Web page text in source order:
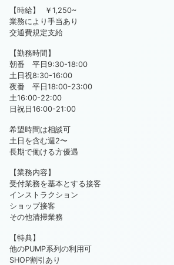
【時給】 ￥1,250~
業務により手当あり
交通費規定支給
【勤務時間】
朝番 平日9:30-18:00
土日祝8:30-16:00
夜番 平日18:00-23:00
土16:00-22:00
日祝日16:00-21:00
希望時間は相談可
土日を含む週2〜
長期で働ける方優遇
【業務内容】
受付業務を基本とする接客
インストラクション
ショップ接客
その他清掃業務
【特典】
他のPUMP系列の利用可
SHOP割引あり